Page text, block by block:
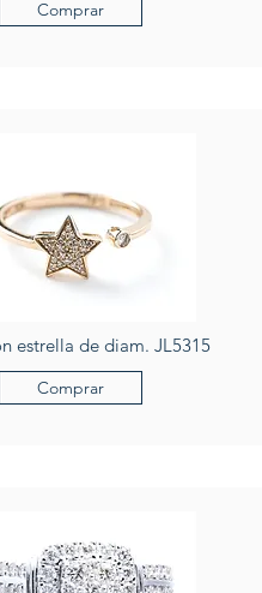
Comprar
estrella de diam. JL5315
Comprar